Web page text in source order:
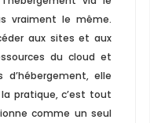
vraiment le même.
aux sites et aux
du cloud et
elle
pratique, c’est tout
comme un seul